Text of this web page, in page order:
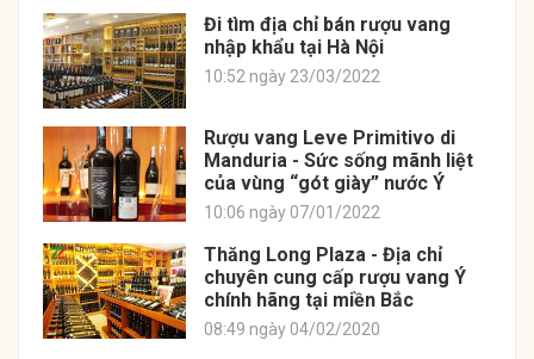
Đi tìm địa chỉ bán rượu vang
nhập khẩu tại Hà Nội
10:52 ngày 23/03/2022
Rượu vang Leve Primitivo di
Manduria - Sức sống mãnh liệt
của vùng “gót giày” nước Ý
10:06 ngày 07/01/2022
Thăng Long Plaza - Địa chỉ
chuyên cung cấp rượu vang Ý
chính hãng tại miền Bắc
08:49 ngày 04/02/2020